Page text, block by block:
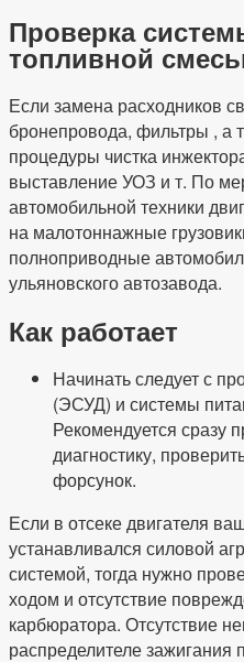
Проверка
топливной
Если замена расходников
бронепровода, фильтры , а
процедуры чистка
выставление УОЗ и т. По
автомобильной техники
на малотоннажные
полноприводные
ульяновского автозавода.
Как работает
Начинать следует с
(ЭСУД) и системы
Рекомендуется сразу
диагностику,
форсунок.
Если в отсеке двигателя
устанавливался силовой
системой, тогда нужно
ходом и отсутствие
карбюратора. Отсутствие
распределителе зажигания